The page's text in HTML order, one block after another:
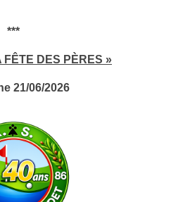
***
FÊTE DES PÈRES »
21/06/2026